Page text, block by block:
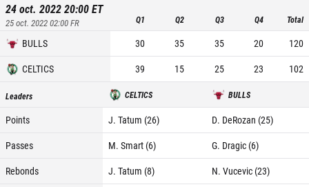
24 oct. 2022 20:00ET
25 oct. 2022 02:00FR Q1 Q2 Q3 Q4 Total
BULLS 30 35 35 20
120
CELTICS
39 15 25 23 102
Leaders CELTICS BULLS
Points J. Tatum (26)
D. DeRozan (25)
Passes
M. Smart (6)
G. Dragic (6)
Rebonds
J. Tatum (8)
N. Vucevic (23)